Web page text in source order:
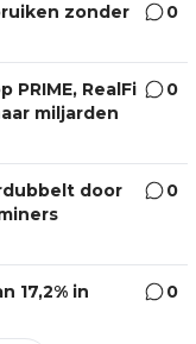
zonder
0
PRIME, RealFi
miljarden
0
door
0
17,2% in
0